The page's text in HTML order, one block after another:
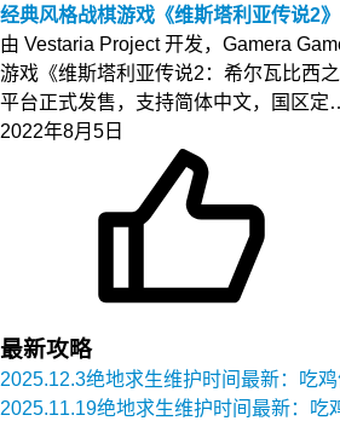
经典风格战棋游戏《维斯塔利亚传说2
由 Vestaria Project 开发，Gamera
游戏《维斯塔利亚传说2：希尔瓦比西
平台正式发售，支持简体中文，国区定
2022年8月5日
最新攻略
2025.12.3绝地求生维护时间最新：吃
2025.11.19绝地求生维护时间最新：吃